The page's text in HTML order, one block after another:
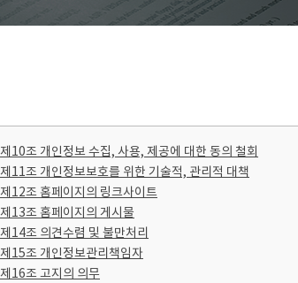
제10조 개인정보 수집, 사용, 제공에 대한 동의 철회
제11조 개인정보보호를 위한 기술적, 관리적 대책
제12조 홈페이지의 링크사이트
제13조 홈페이지의 게시물
제14조 의견수렴 및 불만처리
제15조 개인정보관리책임자
제16조 고지의 의무